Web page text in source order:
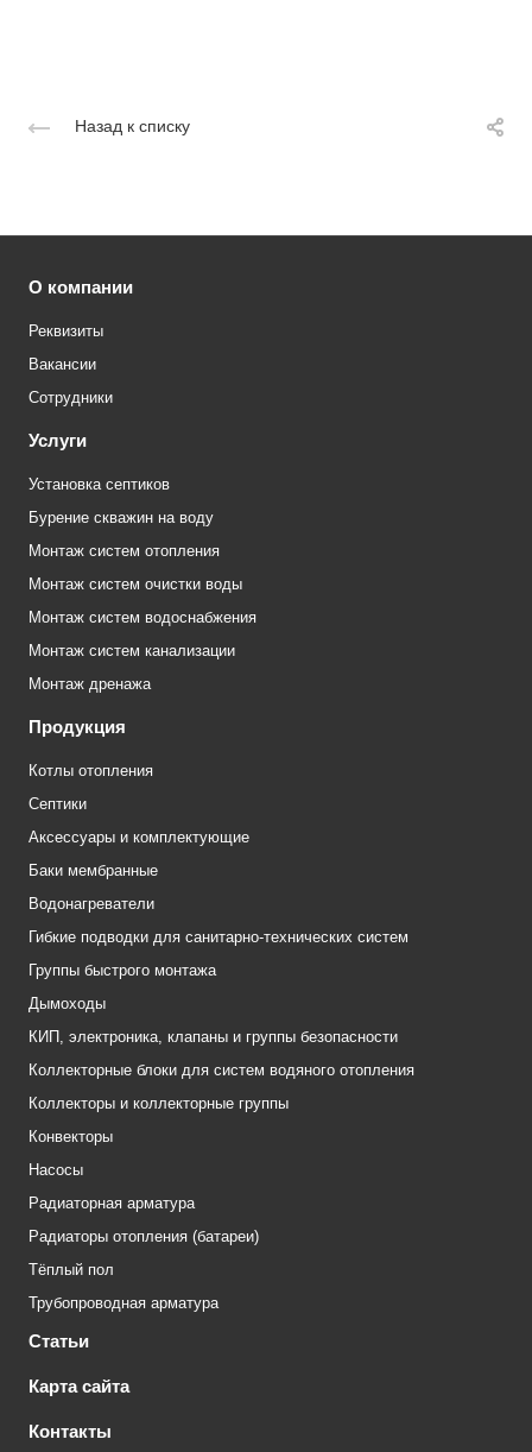
Назад к списку
О компании
Реквизиты
Вакансии
Сотрудники
Услуги
Установка септиков
Бурение скважин на воду
Монтаж систем отопления
Монтаж систем очистки воды
Монтаж систем водоснабжения
Монтаж систем канализации
Монтаж дренажа
Продукция
Котлы отопления
Септики
Аксессуары и комплектующие
Баки мембранные
Водонагреватели
Гибкие подводки для санитарно-технических систем
Группы быстрого монтажа
Дымоходы
КИП, электроника, клапаны и группы безопасности
Коллекторные блоки для систем водяного отопления
Коллекторы и коллекторные группы
Конвекторы
Насосы
Радиаторная арматура
Радиаторы отопления (батареи)
Тёплый пол
Трубопроводная арматура
Статьи
Карта сайта
Контакты